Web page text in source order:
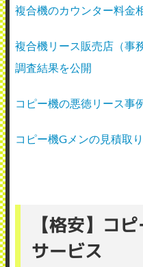
複合機のカウンター料金
複合機リース販売店（事
調査結果を公開
コピー機の悪徳リース事
コピー機Gメンの見積取
【格安】コ
サービス